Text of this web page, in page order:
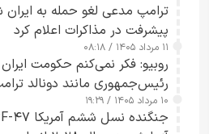
ترامپ مدعی لغو حمله
پیشرفت در مذاکرات اعلام کرد
۱۱ مرداد ۱۴۰۵ / ۰۸:۱۸
روبیو: فکر نمی‌کنم حکومت ایران
رئیس‌جمهوری مانند دونالد
کسی که واقعاً دست به اقدام
۱۰ مرداد ۱۴۰۵ / ۱۹:۲۹